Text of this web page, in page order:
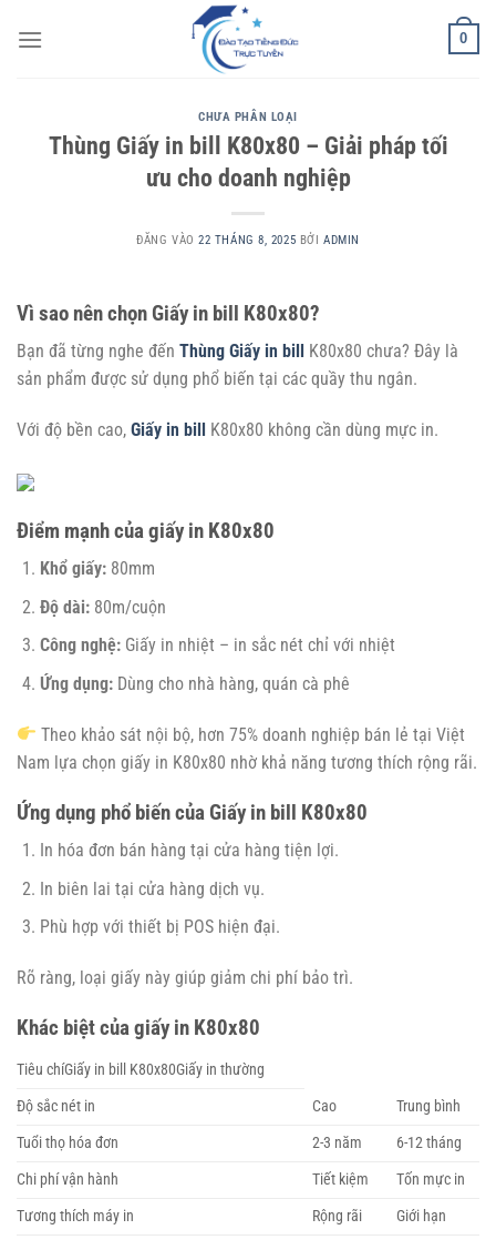
qua
0
CHƯA PHÂN LOẠI
Thùng Giấy in bill K80x80 – Giải pháp tối
ưu cho doanh nghiệp
ĐĂNG VÀO22 THÁNG 8, 2025 BỞI ADMIN
Vì sao nên chọn Giấy in bill K80x80?
Bạn đã từng nghe đến Thùng Giấy in bill
K80x80 chưa? Đây là
sản phẩm được sử dụng phổ biến tại các quầy thu ngân.
Với độ bền cao, Giấy in bill K80x80 không cần dùng mực in.
Điểm mạnh của giấy in K80x80
Khổ giấy:80mm
Độ dài:80m/cuộn
Công nghệ:Giấy in nhiệt – in sắc nét chỉ với nhiệt
Ứng dụng:Dùng cho nhà hàng, quán cà phê
Theo khảo sát nội bộ, hơn 75% doanh nghiệp bán lẻ tại Việt
Nam lựa chọn giấy in K80x80 nhờ khả năng tương thích rộng rãi.
Ứng dụng phổ biến của Giấy in bill K80x80
In hóa đơn bán hàng tại cửa hàng tiện lợi.
In biên lai tại cửa hàng dịch vụ.
Phù hợp với thiết bị POS hiện đại.
Rõ ràng, loại giấy này giúp giảm chi phí bảo trì.
Khác biệt của giấy in K80x80
Tiêu chíGiấy in bill K80x80Giấy in thường
Độ sắc nét in
Cao
Trung bình
Tuổi thọ hóa đơn
2-3 năm
6-12 tháng
Chi phí vận hành
Tiết kiệm
Tốn mực in
Tương thích máy in
Rộng rãi Giới hạn